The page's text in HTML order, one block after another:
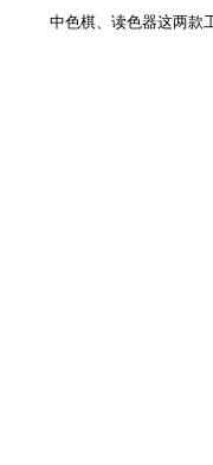
中色棋、读色器这两款